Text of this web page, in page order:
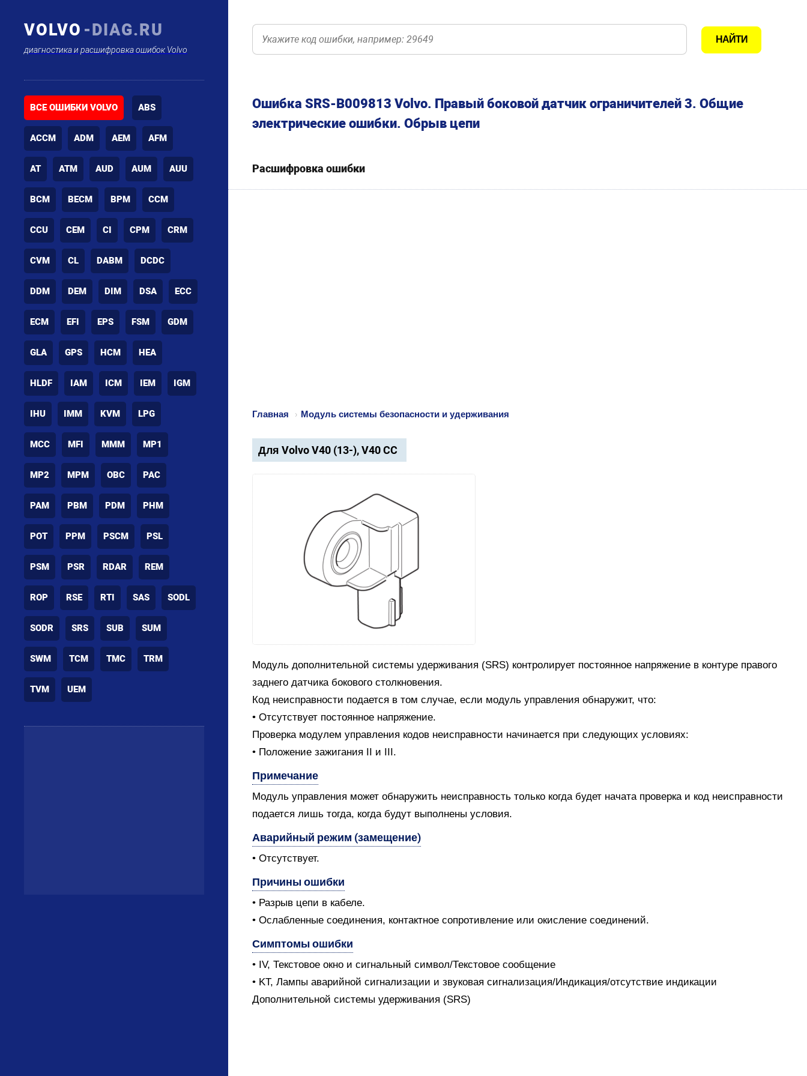
VOLVO -DIAG.RU
диагностика и расшифровка ошибок Volvo
ВСЕ ОШИБКИ VOLVO ABS
ACCM ADM AEM AFM
AT ATM AUD AUM AUU
BCM BECM BPM CCM
CCU CEM CI CPM CRM
CVM CL DABM DCDC
DDM DEM DIM DSA ECC
ECM EFI EPS FSM GDM
GLA GPS HCM HEA
HLDF IAM ICM IEM IGM
IHU IMM KVM LPG
MCC MFI MMM MP1
MP2 MPM OBC PAC
PAM PBM PDM PHM
POT PPM PSCM PSL
PSM PSR RDAR REM
ROP RSE RTI SAS SODL
SODR SRS SUB SUM
SWM TCM TMC TRM
TVM UEM
Ошибка SRS-B009813 Volvo. Правый боковой датчик ограничителей 3. Общие
электрические ошибки. Обрыв цепи
Расшифровка ошибки
Главная › Модуль системы безопасности и удерживания
Для Volvo V40 (13-), V40 CC
Модуль дополнительной системы удерживания (SRS) контролирует постоянное напряжение в контуре правого
заднего датчика бокового столкновения.
Код неисправности подается в том случае, если модуль управления обнаружит, что:
• Отсутствует постоянное напряжение.
Проверка модулем управления кодов неисправности начинается при следующих условиях:
• Положение зажигания II и III.
Примечание
Модуль управления может обнаружить неисправность только когда будет начата проверка и код неисправности
подается лишь тогда, когда будут выполнены условия.
Аварийный режим (замещение)
• Отсутствует.
Причины ошибки
• Разрыв цепи в кабеле.
• Ослабленные соединения, контактное сопротивление или окисление соединений.
Симптомы ошибки
• IV, Текстовое окно и сигнальный символ/Текстовое сообщение
• KT, Лампы аварийной сигнализации и звуковая сигнализация/Индикация/отсутствие индикации
Дополнительной системы удерживания (SRS)